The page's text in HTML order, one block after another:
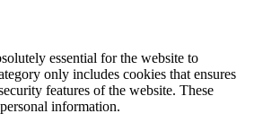
essential for the website to
only includes cookies that ensures
features of the website. These
information.